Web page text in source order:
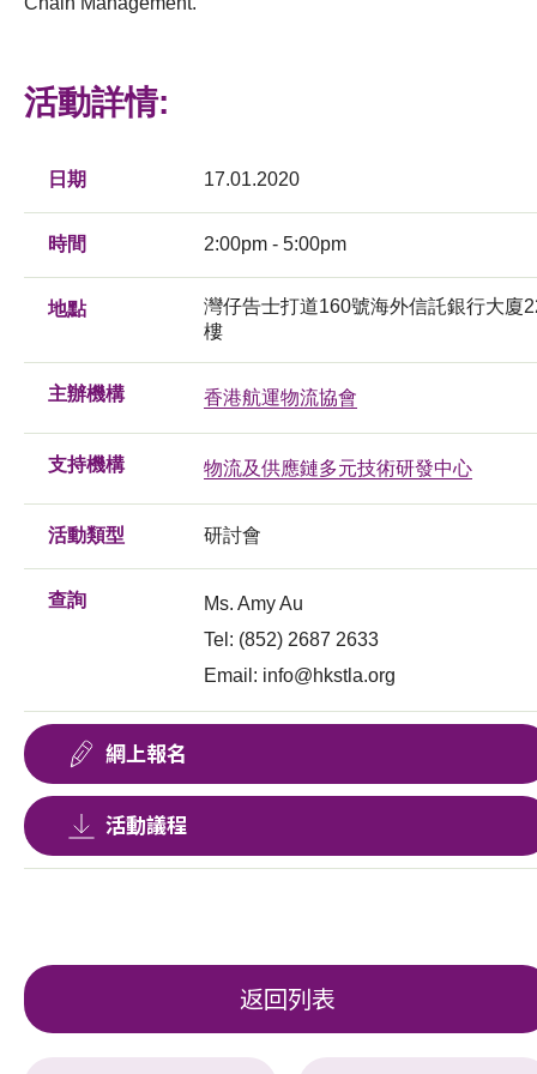
活動詳情:
日期 17.01.2020
時間 2:00pm - 5:00pm
地點
灣仔告士打道160號海外信託銀行大廈
樓
主辦機構 香港航運物流協會
支持機構 物流及供應鏈多元技術研發中心
活動類型 研討會
查詢
Ms. Amy Au
Tel: (852) 2687 2633
Email: info@hkstla.org
網上報名
活動議程
返回列表